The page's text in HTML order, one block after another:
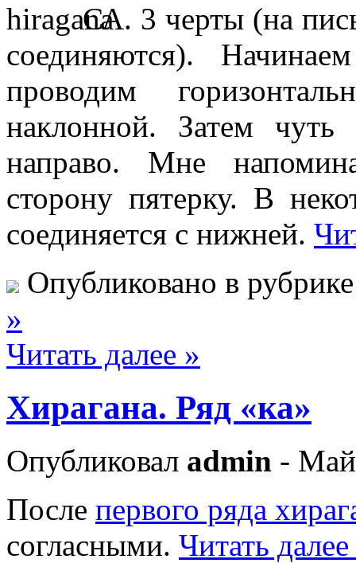
СА. 3 черты (на
соединяются).
проводим
наклонной. Затем чуть
направо. Мне
сторону пятерку. В
соединяется с нижней.
Опубликовано в
»
Читать далее »
Хирагана. Ряд «ка»
Опубликовал admin -
После первого ряда
согласными. Читать